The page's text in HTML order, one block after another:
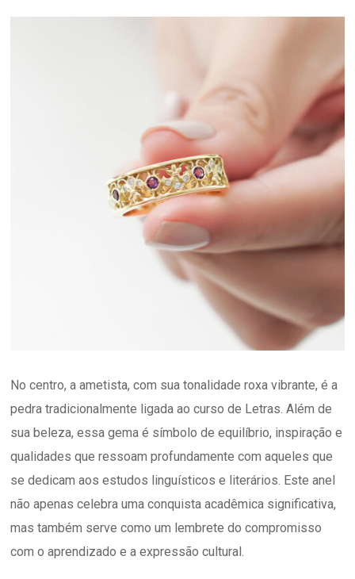
No centro, a ametista, com sua tonalidade roxa vibrante, é a
pedra tradicionalmente ligada ao curso de Letras. Além de
sua beleza, essa gema é símbolo de equilíbrio, inspiração e
qualidades que ressoam profundamente com aqueles que
se dedicam aos estudos linguísticos e literários. Este anel
não apenas celebra uma conquista acadêmica significativa,
mas também serve como um lembrete do compromisso
com o aprendizado e a expressão cultural.